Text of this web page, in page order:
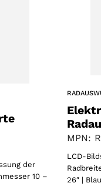
der
10 –
MPN:
LCD-
26″ |